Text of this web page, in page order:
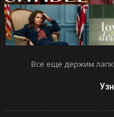
Все еще держим